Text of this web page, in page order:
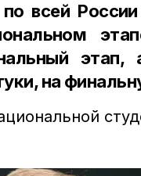
всей России
на